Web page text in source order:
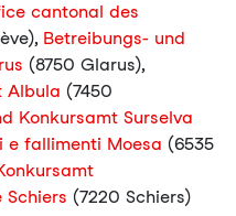
cantonal des
Betreibungs- und
(8750 Glarus),
Albula (7450
Konkursamt Surselva
e fallimenti Moesa (6535
(7220 Schiers)